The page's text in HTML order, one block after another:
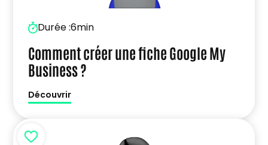
Durée :6min
Comment créer une fiche Google My
Business ?
Découvrir